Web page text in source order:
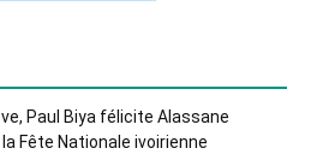
Paul Biya félicite Alassane
Fête Nationale ivoirienne